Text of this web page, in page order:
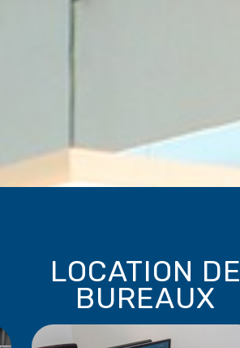
LOCATION DE
BUREAUX